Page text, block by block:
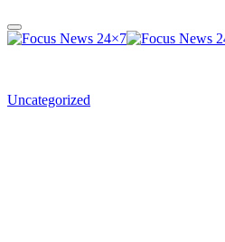
Uncategorized